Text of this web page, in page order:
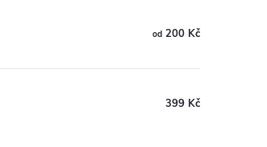
od 200 Kč
399 Kč